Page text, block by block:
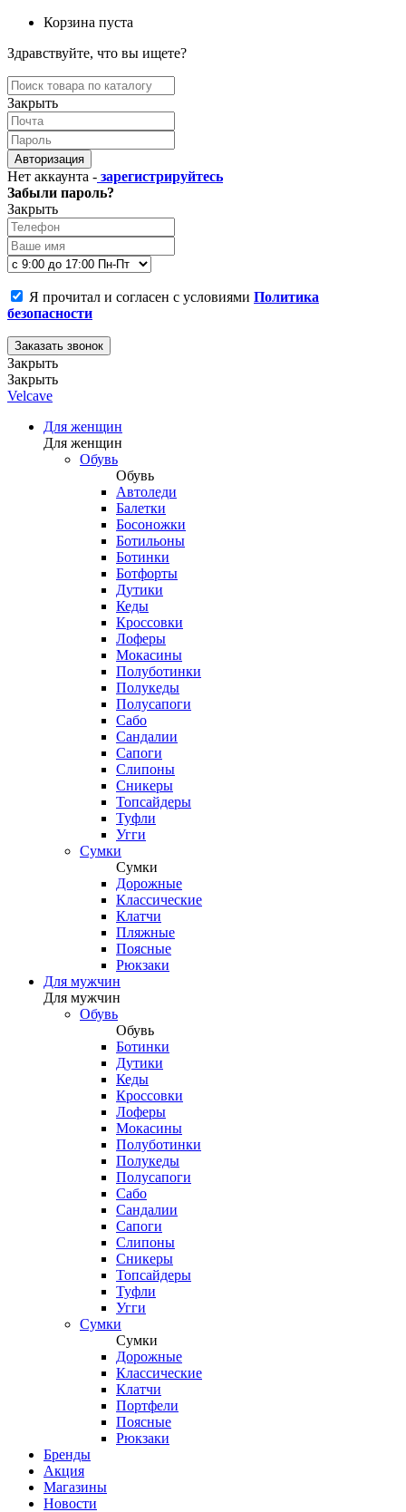
Корзина пуста
Здравствуйте, что вы ищете?
Закрыть
Авторизация
Нет аккаунта - зарегистрируйтесь
Забыли пароль?
Закрыть
Я прочитал и согласен с условиями Политика
безопасности
Заказать звонок
Закрыть
Закрыть
Velcave
Для женщин
Для женщин
Обувь
Обувь
Автоледи
Балетки
Босоножки
Ботильоны
Ботинки
Ботфорты
Дутики
Кеды
Кроссовки
Лоферы
Мокасины
Полуботинки
Полукеды
Полусапоги
Сабо
Сандалии
Сапоги
Слипоны
Сникеры
Топсайдеры
Туфли
Угги
Сумки
Сумки
Дорожные
Классические
Клатчи
Пляжные
Поясные
Рюкзаки
Для мужчин
Для мужчин
Обувь
Обувь
Ботинки
Дутики
Кеды
Кроссовки
Лоферы
Мокасины
Полуботинки
Полукеды
Полусапоги
Сабо
Сандалии
Сапоги
Слипоны
Сникеры
Топсайдеры
Туфли
Угги
Сумки
Сумки
Дорожные
Классические
Клатчи
Портфели
Поясные
Рюкзаки
Бренды
Акция
Магазины
Новости